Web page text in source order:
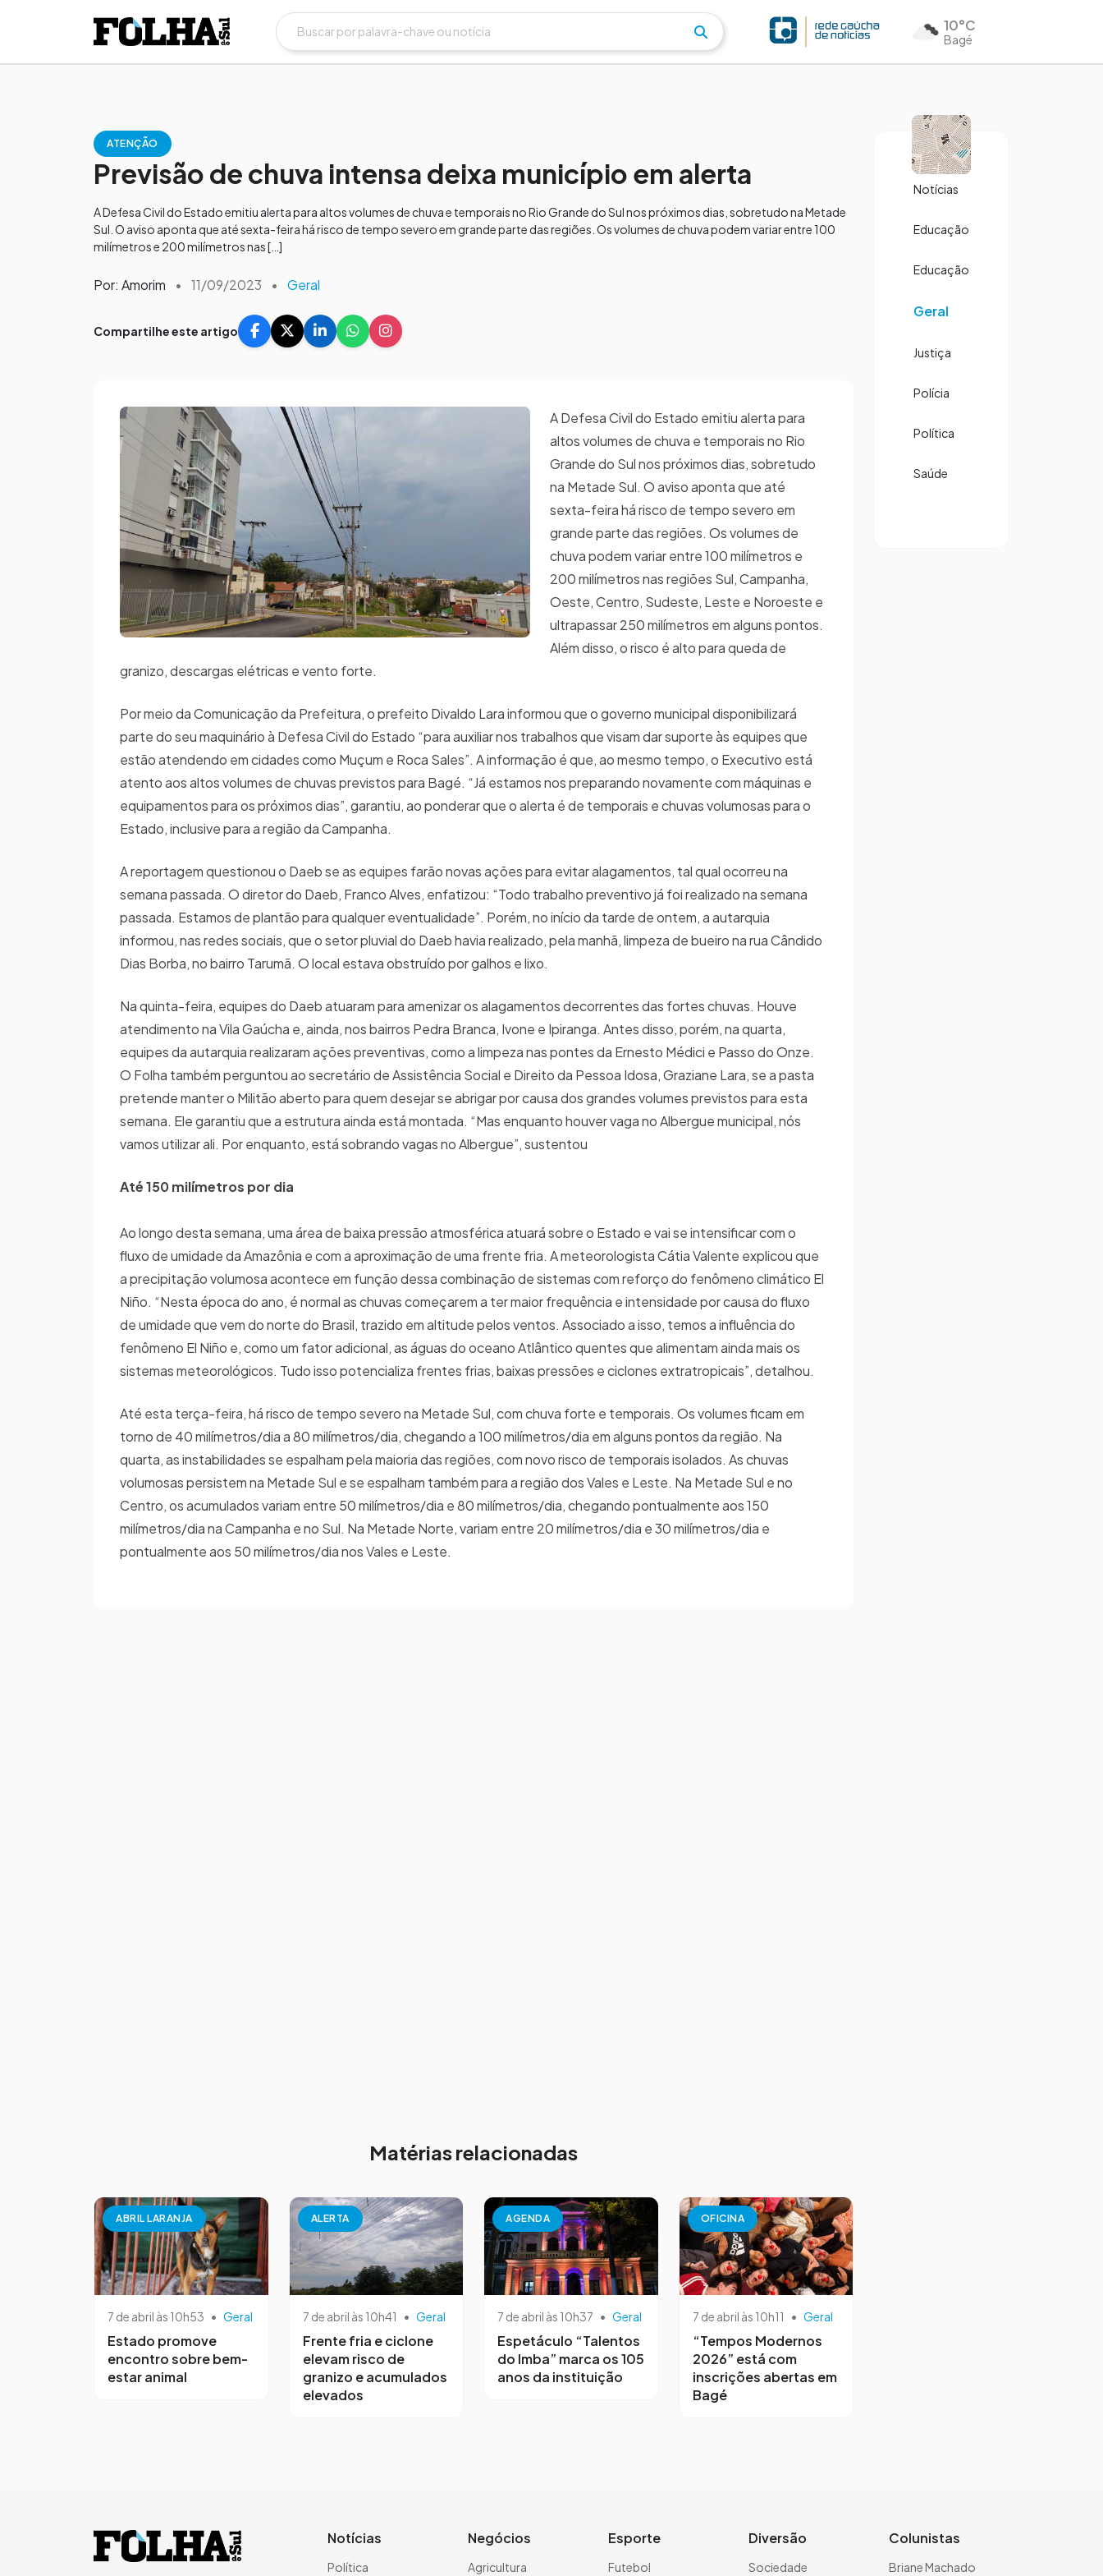
10°C
Bagé
ATENÇÃO
Previsão de chuva intensa deixa município em alerta
A Defesa Civil do Estado emitiu alerta para altos volumes de chuva e temporais no Rio Grande do Sul nos próximos dias, sobretudo na Metade
Sul. O aviso aponta que até sexta-feira há risco de tempo severo em grande parte das regiões. Os volumes de chuva podem variar entre 100
milímetros e 200 milímetros nas […]
Por: Amorim • 11/09/2023 • Geral
Compartilhe este artigo
A Defesa Civil do Estado emitiu alerta para
altos volumes de chuva e temporais no Rio
Grande do Sul nos próximos dias, sobretudo
na Metade Sul. O aviso aponta que até
sexta-feira há risco de tempo severo em
grande parte das regiões. Os volumes de
chuva podem variar entre 100 milímetros e
200 milímetros nas regiões Sul, Campanha,
Oeste, Centro, Sudeste, Leste e Noroeste e
ultrapassar 250 milímetros em alguns pontos.
Além disso, o risco é alto para queda de
granizo, descargas elétricas e vento forte.
Por meio da Comunicação da Prefeitura, o prefeito Divaldo Lara informou que o governo municipal disponibilizará
parte do seu maquinário à Defesa Civil do Estado “para auxiliar nos trabalhos que visam dar suporte às equipes que
estão atendendo em cidades como Muçum e Roca Sales”. A informação é que, ao mesmo tempo, o Executivo está
atento aos altos volumes de chuvas previstos para Bagé. “Já estamos nos preparando novamente com máquinas e
equipamentos para os próximos dias”, garantiu, ao ponderar que o alerta é de temporais e chuvas volumosas para o
Estado, inclusive para a região da Campanha.
A reportagem questionou o Daeb se as equipes farão novas ações para evitar alagamentos, tal qual ocorreu na
semana passada. O diretor do Daeb, Franco Alves, enfatizou: “Todo trabalho preventivo já foi realizado na semana
passada. Estamos de plantão para qualquer eventualidade”. Porém, no início da tarde de ontem, a autarquia
informou, nas redes sociais, que o setor pluvial do Daeb havia realizado, pela manhã, limpeza de bueiro na rua Cândido
Dias Borba, no bairro Tarumã. O local estava obstruído por galhos e lixo.
Na quinta-feira, equipes do Daeb atuaram para amenizar os alagamentos decorrentes das fortes chuvas. Houve
atendimento na Vila Gaúcha e, ainda, nos bairros Pedra Branca, Ivone e Ipiranga. Antes disso, porém, na quarta,
equipes da autarquia realizaram ações preventivas, como a limpeza nas pontes da Ernesto Médici e Passo do Onze.
O Folha também perguntou ao secretário de Assistência Social e Direito da Pessoa Idosa, Graziane Lara, se a pasta
pretende manter o Militão aberto para quem desejar se abrigar por causa dos grandes volumes previstos para esta
semana. Ele garantiu que a estrutura ainda está montada. “Mas enquanto houver vaga no Albergue municipal, nós
vamos utilizar ali. Por enquanto, está sobrando vagas no Albergue”, sustentou
Até 150 milímetros por dia
Ao longo desta semana, uma área de baixa pressão atmosférica atuará sobre o Estado e vai se intensificar com o
fluxo de umidade da Amazônia e com a aproximação de uma frente fria. A meteorologista Cátia Valente explicou que
a precipitação volumosa acontece em função dessa combinação de sistemas com reforço do fenômeno climático El
Niño. “Nesta época do ano, é normal as chuvas começarem a ter maior frequência e intensidade por causa do fluxo
de umidade que vem do norte do Brasil, trazido em altitude pelos ventos. Associado a isso, temos a influência do
fenômeno El Niño e, como um fator adicional, as águas do oceano Atlântico quentes que alimentam ainda mais os
sistemas meteorológicos. Tudo isso potencializa frentes frias, baixas pressões e ciclones extratropicais”, detalhou.
Até esta terça-feira, há risco de tempo severo na Metade Sul, com chuva forte e temporais. Os volumes ficam em
torno de 40 milímetros/dia a 80 milímetros/dia, chegando a 100 milímetros/dia em alguns pontos da região. Na
quarta, as instabilidades se espalham pela maioria das regiões, com novo risco de temporais isolados. As chuvas
volumosas persistem na Metade Sul e se espalham também para a região dos Vales e Leste. Na Metade Sul e no
Centro, os acumulados variam entre 50 milímetros/dia e 80 milímetros/dia, chegando pontualmente aos 150
milímetros/dia na Campanha e no Sul. Na Metade Norte, variam entre 20 milímetros/dia e 30 milímetros/dia e
pontualmente aos 50 milímetros/dia nos Vales e Leste.
Matérias relacionadas
ABRIL LARANJA
7 de abril às 10h53 • Geral
Estado promove
encontro sobre bem-
estar animal
ALERTA
7 de abril às 10h41 • Geral
Frente fria e ciclone
elevam risco de
granizo e acumulados
elevados
AGENDA
7 de abril às 10h37 • Geral
Espetáculo “Talentos
do Imba” marca os 105
anos da instituição
OFICINA
7 de abril às 10h11 • Geral
“Tempos Modernos
2026” está com
inscrições abertas em
Bagé
Notícias
Educação
Educação
Geral
Justiça
Polícia
Política
Saúde
Notícias
Política
Negócios
Agricultura
Esporte
Futebol
Diversão
Sociedade
Colunistas
Briane Machado